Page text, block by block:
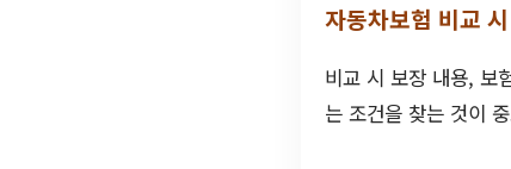
자동차보험 비교
비교 시 보장 내용, 보
는 조건을 찾는 것이